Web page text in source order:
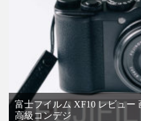
富士フイルム XF10 レビュー
高級コンデジ